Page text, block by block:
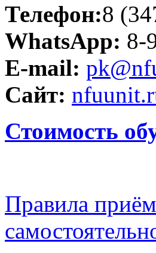
Телефон:8
WhatsApp: 8-
E-mail:
Сайт:
Стоимость
Правила